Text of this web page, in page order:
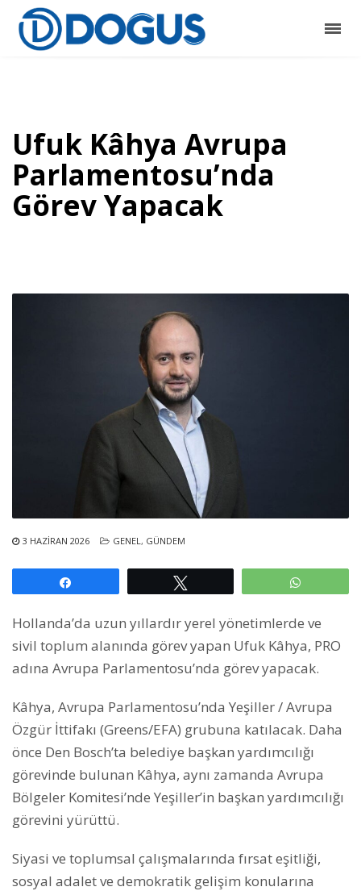
Ufuk Kâhya Avrupa
Parlamentosu’nda
Görev Yapacak
3 HAZIRAN 2026 GENEL , GÜNDEM
Hollanda’da uzun yıllardır yerel yönetimlerde ve
sivil toplum alanında görev yapan Ufuk Kâhya, PRO
adına Avrupa Parlamentosu’nda görev yapacak.
Kâhya, Avrupa Parlamentosu’nda Yeşiller / Avrupa
Özgür İttifakı (Greens/EFA) grubuna katılacak. Daha
önce Den Bosch’ta belediye başkan yardımcılığı
görevinde bulunan Kâhya, aynı zamanda Avrupa
Bölgeler Komitesi’nde Yeşiller’in başkan yardımcılığı
görevini yürüttü.
Siyasi ve toplumsal çalışmalarında fırsat eşitliği,
sosyal adalet ve demokratik gelişim konularına